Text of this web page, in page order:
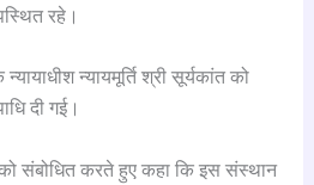
रहे।
न्यायमूर्ति श्री सूर्यकांत को
दी गई।
संबोधित करते हुए कहा कि इस संस्थान